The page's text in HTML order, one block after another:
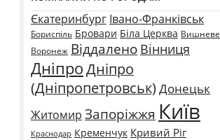
Єкатеринбург Івано-Франківськ
Бориспіль Бровари Біла Церква Вишневе
Воронеж Віддалено Вінниця
ДніпроДніпро
(Дніпропетровськ) Донецьк
Житомир Запоріжжя Київ
Краснодар Кременчук Кривий Ріг